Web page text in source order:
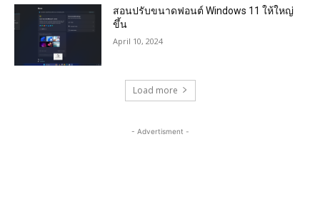
สอนปรับขนาดฟอนต์ Windows 11 ให้ใหญ่
ขึ้น
April 10, 2024
Load more
- Advertisment -